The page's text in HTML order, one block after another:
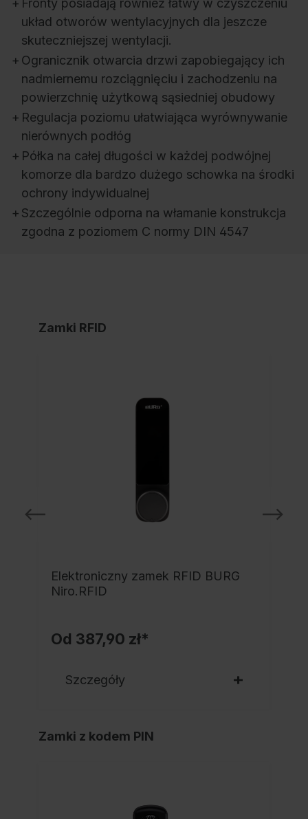
+ Fronty posiadają również łatwy w czyszczeniu
układ otworów wentylacyjnych dla jeszcze
skuteczniejszej wentylacji.
+ Ogranicznik otwarcia drzwi zapobiegający ich
nadmiernemu rozciągnięciu i zachodzeniu na
powierzchnię użytkową sąsiedniej obudowy
+ Regulacja poziomu ułatwiająca wyrównywanie
nierównych podłóg
+ Półka na całej długości w każdej podwójnej
komorze dla bardzo dużego schowka na środki
ochrony indywidualnej
+ Szczególnie odporna na włamanie konstrukcja
zgodna z poziomem C normy DIN 4547
Zamki RFID
Elektroniczny zamek RFID BURG
Niro.RFID
Od 387,90 zł*
Szczegóły
Zamki z kodem PIN